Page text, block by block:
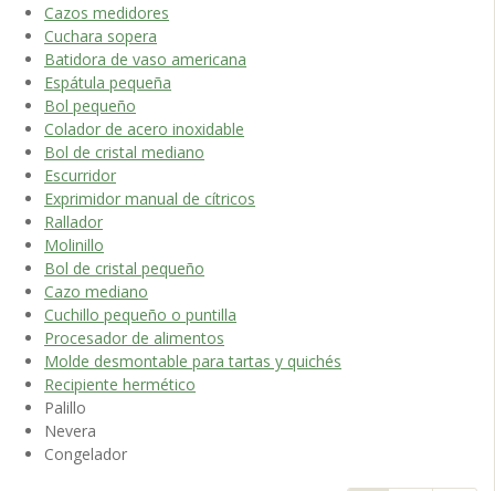
Cazos medidores
Cuchara sopera
Batidora de vaso americana
Espátula pequeña
Bol pequeño
Colador de acero inoxidable
Bol de cristal mediano
Escurridor
Exprimidor manual de cítricos
Rallador
Molinillo
Bol de cristal pequeño
Cazo mediano
Cuchillo pequeño o puntilla
Procesador de alimentos
Molde desmontable para tartas y quichés
Recipiente hermético
Palillo
Nevera
Congelador